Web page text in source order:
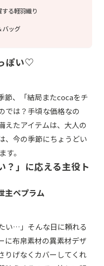
る軽羽織り
バッグ
ぽい♡
節、「結局またcocaをチ
では？手頃な価格なの
えたアイテムは、大人の
、今の季節にちょうどい
す。
？」に応える主役ト
ペプラム
い…」そんな日に頼れる
に布帛素材の異素材デザ
りげなくカバーしてくれ